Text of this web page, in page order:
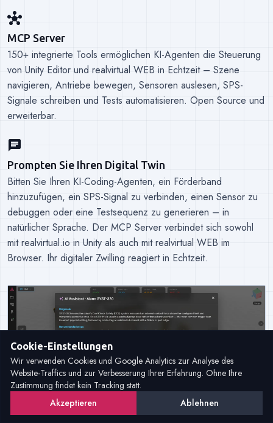
hub
MCP Server
150+ integrierte Tools ermöglichen KI-Agenten die Steuerung
von Unity Editor und realvirtual WEB in Echtzeit – Szene
navigieren, Antriebe bewegen, Sensoren auslesen, SPS-
Signale schreiben und Tests automatisieren. Open Source und
erweiterbar.
chat
Prompten Sie Ihren Digital Twin
Bitten Sie Ihren KI-Coding-Agenten, ein Förderband
hinzuzufügen, ein SPS-Signal zu verbinden, einen Sensor zu
debuggen oder eine Testsequenz zu generieren – in
natürlicher Sprache. Der MCP Server verbindet sich sowohl
mit realvirtual.io in Unity als auch mit realvirtual WEB im
Browser. Ihr digitaler Zwilling reagiert in Echtzeit.
Cookie-Einstellungen
Wir verwenden Cookies und Google Analytics zur Analyse des
Website-Traffics und zur Verbesserung Ihrer Erfahrung. Ohne Ihre
Zustimmung findet kein Tracking statt.
Akzeptieren
Ablehnen